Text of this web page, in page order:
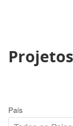
País